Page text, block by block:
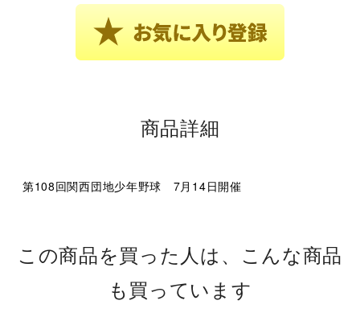
商品詳細
第108回関西団地少年野球 7月14日開催
この商品を買った人は、こんな商品
も買っています